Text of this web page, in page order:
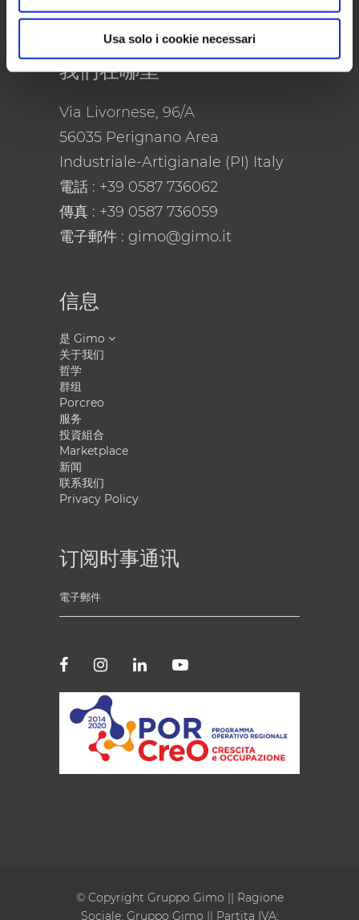
Usa solo i cookie necessari
我们在哪里
Via Livornese, 96/A
56035 Perignano Area
Industriale-Artigianale (PI) Italy
電話 : +39 0587 736062
傳真 : +39 0587 736059
電子郵件 : gimo@gimo.it
信息
是 Gimo
关于我们
哲学
群组
Porcreo
服务
投資組合
Marketplace
新闻
联系我们
Privacy Policy
订阅时事通讯
© Copyright Gruppo Gimo || Ragione
Sociale: Gruppo Gimo || Partita IVA: